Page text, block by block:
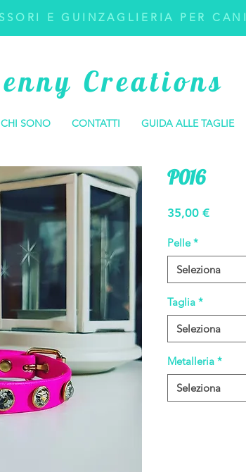
E GUINZAGLIERIA PER CANI
Creations
CHI SONO CONTATTI GUIDA ALLE TAGLIE
P016
35,00 €Prezzo
Pelle *
Seleziona
Taglia *
Seleziona
Metalleria *
Seleziona